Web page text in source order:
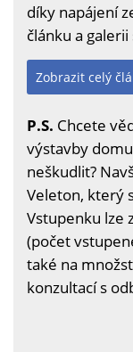
díky napájení
článku a
Zobrazit celý
P.S. Chcete
výstavby
neškudlit?
Veleton, který
Vstupenku lze
(počet
také na
konzultací s